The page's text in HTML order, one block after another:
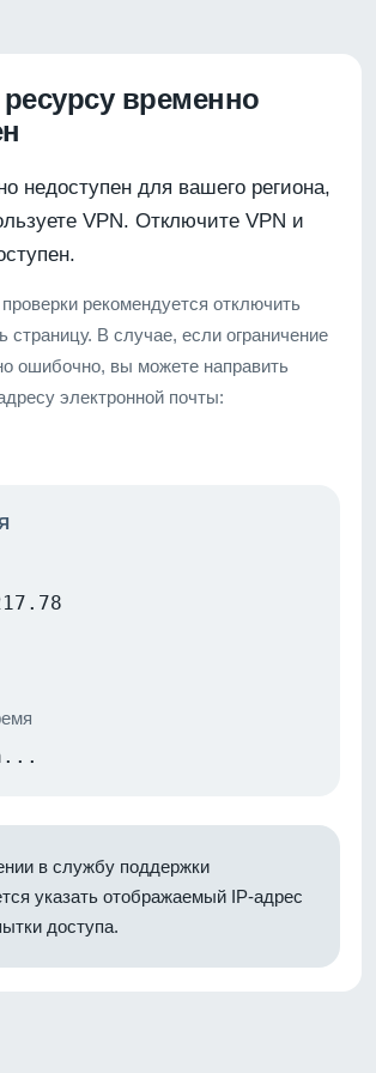
временно
недоступен для вашего региона,
VPN. Отключите VPN и
рекомендуется отключить
страницу. В случае, если ограничение
ошибочно, вы можете направить
электронной почты:
в службу поддержки
указать отображаемый IP-адрес
доступа.